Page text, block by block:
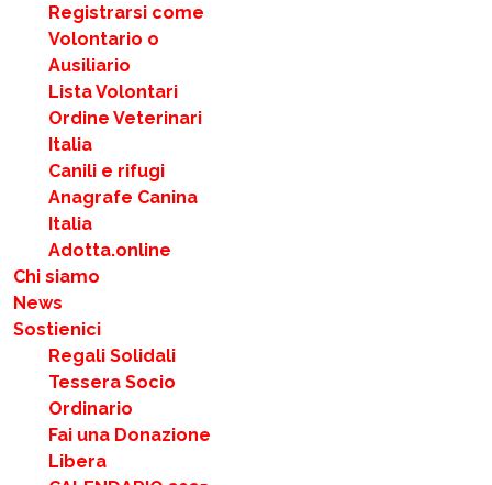
Registrarsi come
Volontario o
Ausiliario
Lista Volontari
Ordine Veterinari
Italia
Canili e rifugi
Anagrafe Canina
Italia
Adotta.online
Chi siamo
News
Sostienici
Regali Solidali
Tessera Socio
Ordinario
Fai una Donazione
Libera